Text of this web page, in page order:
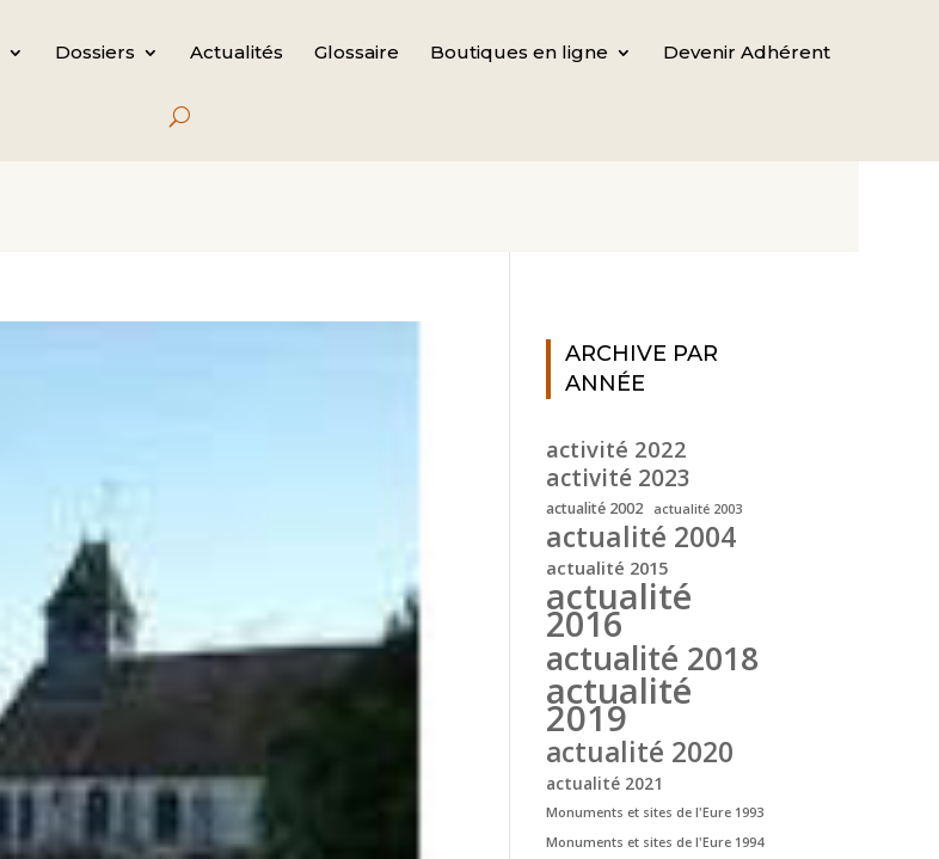
Dossiers Actualités Glossaire Boutiques en ligne
Devenir Adhérent
ARCHIVE PAR
ANNÉE
activité 2022
activité 2023
actualité 2002 actualité 2003
actualité 2004
actualité 2015
actualité
2016
actualité 2018
actualité
2019
actualité 2020
actualité 2021
Monuments et sites de l'Eure 1993
Monuments et sites de l'Eure 1994